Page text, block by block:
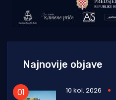
Najnovije objave
10 kol. 2026